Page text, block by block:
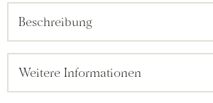
Beschreibung
Weitere Informationen